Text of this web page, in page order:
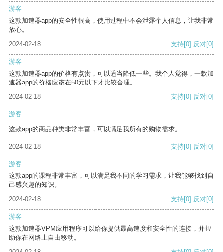
游客
这款加速器app的安全性很高，使用过程中不会泄露个人信息，让我非常
放心。
2024-02-18
支持[0] 反对[0]
游客
这款加速器app的价格有点贵，可以适当降低一些。我个人觉得，一款加
速器app的价格应该在50元以下才比较合理。
2024-02-18
支持[0] 反对[0]
游客
这款app的商品种类非常丰富，可以满足我所有的购物需求。
2024-02-18 支持[0] 反对[0]
游客
这款app的课程非常丰富，可以满足我不同的学习需求，让我能够找到自
己感兴趣的知识。
2024-02-18
支持[0] 反对[0]
游客
这款加速器VPM应用程序可以给你提供最高速度和安全性的连接，并帮
助你在网络上自由移动。